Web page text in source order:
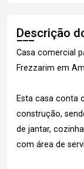
Descrição
Casa comercial
Frezzarim em
Esta casa conta
construção,
de jantar,
com área de